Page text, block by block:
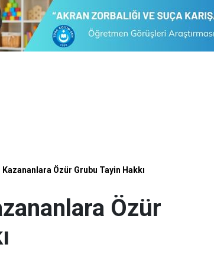
Kazananlara Özür Grubu Tayin Hakkı
Özür